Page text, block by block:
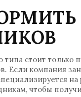
стоит
Если компания
чтобы